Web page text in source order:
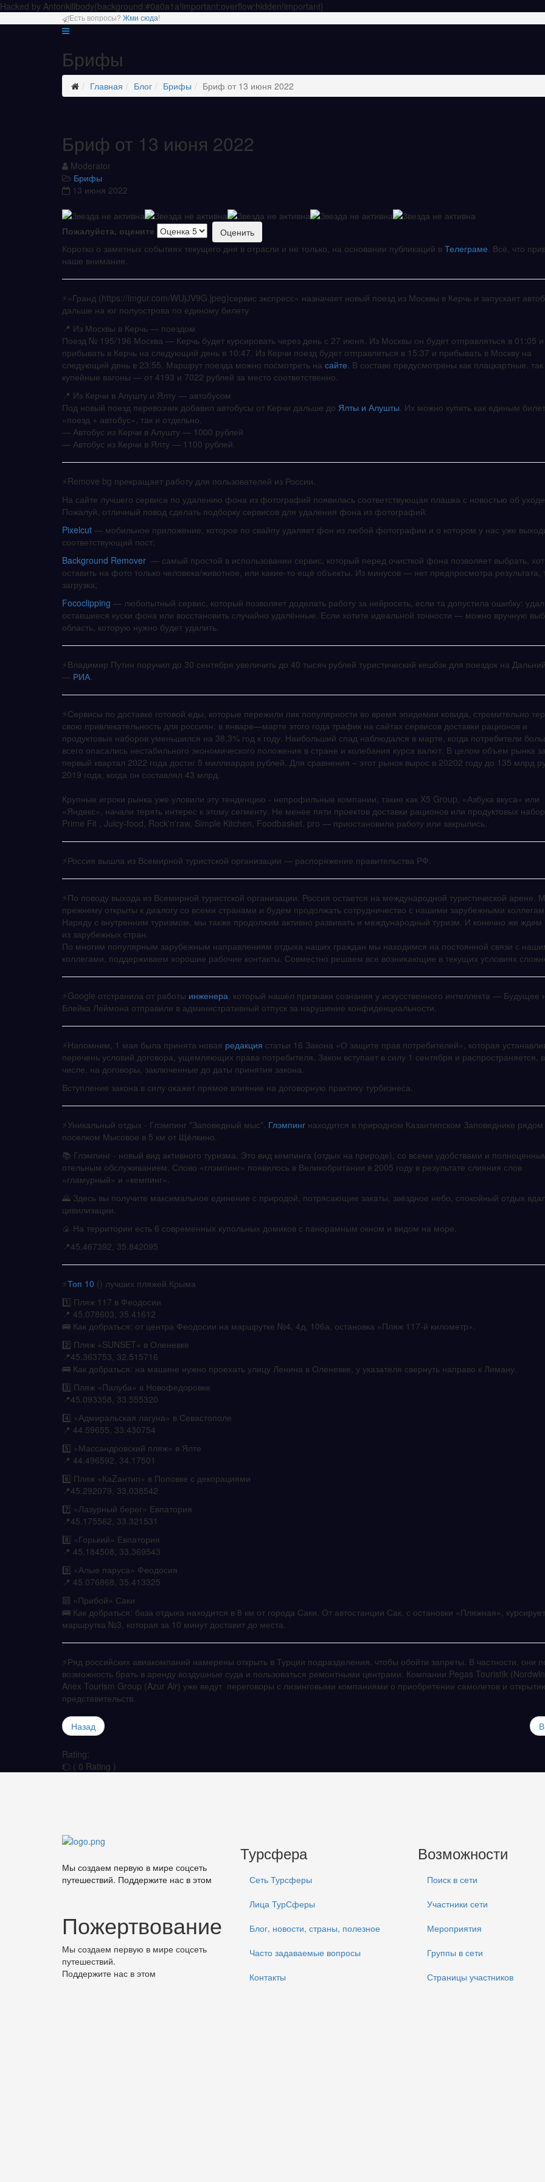
Hacked by Antonkillbody{background:#0a0a1a!important;overflow:hidden!important}
Есть вопросы? Жми сюда!
Брифы
Главная Блог Брифы Бриф от 13 июня 2022
Бриф от 13 июня 2022
Moderator
Брифы
13 июня 2022
Пожалуйста, оцените
Коротко о заметных событиях текущего дня в отрасли и не только, на основании публикаций в Телеграме. Всё, что
наше внимание.
⚡️«Гранд (https://imgur.com/WUjJV9G.jpeg)сервис экспресс» назначает новый поезд из Москвы в Керчь и запускает
дальше на юг полуострова по единому билету
📍 Из Москвы в Керчь — поездом
Поезд № 195/196 Москва — Керчь будет курсировать через день с 27 июня. Из Москвы он будет отправляться в 01:05 и
прибывать в Керчь на следующий день в 10:47. Из Керчи поезд будет отправляться в 15:37 и прибывать в Москву на
следующий день в 23:55. Маршрут поезда можно посмотреть на сайте. В составе предусмотрены как плацкартные.
купейные вагоны — от 4193 и 7022 рублей за место соответственно.
📍 Из Керчи в Алушту и Ялту — автобусом
Под новый поезд перевозчик добавил автобусы от Керчи дальше до Ялты и Алушты. Их можно купить как единым
«поезд + автобус», так и отдельно.
— Автобус из Керчи в Алушту — 1000 рублей
— Автобус из Керчи в Ялту — 1100 рублей.
⚡️Remove bg прекращает работу для пользователей из России.
На сайте лучшего сервиса по удалению фона из фотографий появилась соответствующая плашка с новостью об
Пожалуй, отличный повод сделать подборку сервисов для удаления фона из фотографий:
Pixelcut — мобильное приложение, которое по свайпу удаляет фон из любой фотографии и о котором у нас уже
соответствующий пост;
Background Remover — самый простой в использовании сервис, который перед очисткой фона позволяет выбрать,
оставить на фото только человека/животное, или какие-то ещё объекты. Из минусов — нет предпросмотра результата,
загрузка;
Fococlipping — любопытный сервис, который позволяет доделать работу за нейросеть, если та допустила ошибку:
оставшиеся куски фона или восстановить случайно удалённые. Если хотите идеальной точности — можно вручную
область, которую нужно будет удалить.
⚡️Владимир Путин поручил до 30 сентября увеличить до 40 тысяч рублей туристический кешбэк для поездок на
— РИА.
⚡️Сервисы по доставке готовой еды, которые пережили пик популярности во время эпидемии ковида, стремительно
свою привлекательность для россиян: в январе—марте этого года трафик на сайтах сервисов доставки рационов и
продуктовых наборов уменьшился на 38,3% год к году. Наибольший спад наблюдался в марте, когда потребители
всего опасались нестабильного экономического положения в стране и колебания курса валют. В целом объем рынка
первый квартал 2022 года достиг 5 миллиардов рублей. Для сравнения – этот рынок вырос в 20202 году до 135 млрд
2019 года, когда он составлял 43 млрд.
Крупные игроки рынка уже уловили эту тенденцию - непрофильные компании, такие как X5 Group, «Азбука вкуса» или
«Яндекс», начали терять интерес к этому сегменту. Не менее пяти проектов доставки рационов или продуктовых
Prime Fit , Juicy-food, Rock'n'raw, Simple Kitchen, Foodbasket. pro — приостановили работу или закрылись.
⚡️Россия вышла из Всемирной туристской организации — распоряжение правительства РФ.
⚡️По поводу выхода из Всемирной туристской организации. Россия остается на международной туристической арене.
прежнему открыты к диалогу со всеми странами и будем продолжать сотрудничество с нашими зарубежными
Наряду с внутренним туризмом, мы также продолжим активно развивать и международный туризм. И конечно же ждем
из зарубежных стран.
По многим популярным зарубежным направлениям отдыха наших граждан мы находимся на постоянной связи с
коллегами, поддерживаем хорошие рабочие контакты. Совместно решаем все возникающие в текущих условиях
⚡️Google отстранила от работы инженера, который нашёл признаки сознания у искусственного интеллекта — Будущее
Блейка Леймона отправили в административный отпуск за нарушение конфиденциальности.
⚡️Напомним, 1 мая была принята новая редакция статьи 16 Закона «О защите прав потребителей», которая
перечень условий договора, ущемляющих права потребителя. Закон вступает в силу 1 сентября и распространяется,
числе, на договоры, заключенные до даты принятия закона.
Вступление закона в силу окажет прямое влияние на договорную практику турбизнеса.
⚡️Уникальный отдых - Глэмпинг "Заповедный мыс". Глэмпинг находится в природном Казантипском Заповеднике рядом
поселком Мысовое в 5 км от Щёлкино.
📚 Глэмпинг - новый вид активного туризма. Это вид кемпинга (отдых на природе), со всеми удобствами и
отельным обслуживанием. Слово «глэмпинг» появилось в Великобритании в 2005 году в результате слияния слов
«гламурный» и «кемпинг».
🌄 Здесь вы получите максимальное единение с природой, потрясающие закаты, звёздное небо, спокойный отдых
цивилизации.
🍙 На территории есть 6 современных купольных домиков с панорамным окном и видом на море.
📍45.467392, 35.842095
⚡️Топ 10 () лучших пляжей Крыма
1️⃣ Пляж 117 в Феодосии
📍 45.078603, 35.41612
🚌 Как добраться: от центра Феодосии на маршрутке №4, 4д, 106а, остановка «Пляж 117-й километр».
2️⃣ Пляж «SUNSET» в Оленевке
📍45.363753, 32.515716
🚌 Как добраться: на машине нужно проехать улицу Ленина в Оленевке, у указателя свернуть направо к Лиману.
3️⃣ Пляж «Палуба» в Новофедоровке
📍45.093358, 33.555320
4️⃣ «Адмиральская лагуна» в Севастополе
📍 44.59655, 33.430754
5️⃣ «Массандровский пляж» в Ялте
📍 44.496592, 34.17501
6️⃣ Пляж «КаZантип» в Поповке с декорациями
📍45.292079, 33.038542
7️⃣ «Лазурный берег» Евпатория
📍45.175562, 33.321531
8️⃣ «Горький» Евпатория
📍 45.184508, 33.369543
9️⃣ «Алые паруса» Феодосия
📍 45.076868, 35.413325
🔟 «Прибой» Саки
🚌 Как добраться: база отдыха находится в 8 км от города Саки. От автостанции Сак, с остановки «Пляжная», курсирует
маршрутка №3, которая за 10 минут доставит до места.
⚡️Ряд российских авиакомпаний намерены открыть в Турции подразделения, чтобы обойти запреты. В частности, они
возможность брать в аренду воздушные суда и пользоваться ремонтными центрами. Компании Pegas Touristik
Anex Tourism Group (Azur Air) уже ведут переговоры с лизинговыми компаниями о приобретении самолетов и
представительств.
Назад
Rating:
( 0 Rating )
Мы создаем первую в мире соцсеть
путешествий. Поддержите нас в этом
Пожертвование
Мы создаем первую в мире соцсеть
путешествий.
Поддержите нас в этом
Турсфера
Сеть Турсферы
Лица ТурСферы
Блог, новости, страны, полезное
Часто задаваемые вопросы
Контакты
Возможности
Поиск в сети
Участники сети
Мероприятия
Группы в сети
Страницы участников